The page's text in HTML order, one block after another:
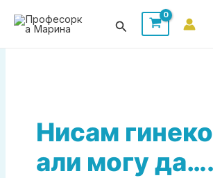
Претрага
Нисам
али могу да….